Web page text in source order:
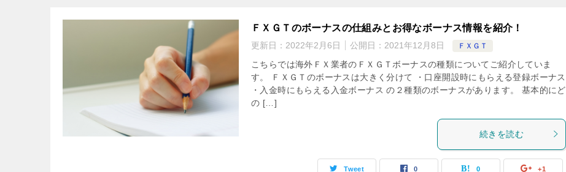
ＦＸＧＴのボーナスの仕組みとお得なボーナス情報を紹介！
更新日： 2022年2月6日 公開日： 2021年12月8日 ＦＸＧＴ
こちらでは海外ＦＸ業者のＦＸＧＴボーナスの種類についてご紹介していま
す。 ＦＸＧＴのボーナスは大きく分けて ・口座開設時にもらえる登録ボーナス
・入金時にもらえる入金ボーナス の２種類のボーナスがあります。 基本的にど
の […]
続きを読む
Tweet 0 0 +1